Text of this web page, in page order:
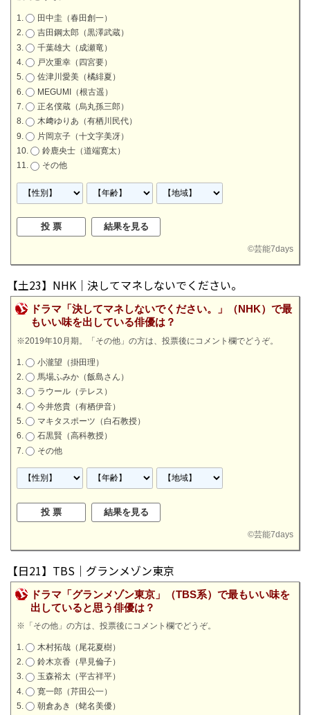
田中圭（春田創一）
吉田鋼太郎（黒澤武蔵）
千葉雄大（成瀬竜）
戸次重幸（四宮要）
佐津川愛美（橘緋夏）
MEGUMI（根古遥）
正名僕蔵（烏丸孫三郎）
木﨑ゆりあ（有栖川民代）
片岡京子（十文字美冴）
鈴鹿央士（道端寛太）
その他
©芸能7days
【土23】NHK｜決してマネしないでください。
ドラマ「決してマネしないでください。」（NHK）で最
もいい味を出している俳優は？
※2019年10月期。「その他」の方は、投票後にコメント欄でどうぞ。
小瀧望（掛田理）
馬場ふみか（飯島さん）
ラウール（テレス）
今井悠貴（有栖伊音）
マキタスポーツ（白石教授）
石黒賢（高科教授）
その他
©芸能7days
【日21】TBS｜グランメゾン東京
ドラマ「グランメゾン東京」（TBS系）で最もいい味を
出していると思う俳優は？
※「その他」の方は、投票後にコメント欄でどうぞ。
木村拓哉（尾花夏樹）
鈴木京香（早見倫子）
玉森裕太（平古祥平）
寛一郎（芹田公一）
朝倉あき（蛯名美優）